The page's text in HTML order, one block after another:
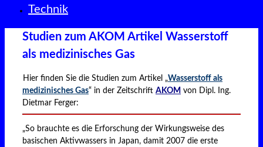
Technik
Studien zum AKOM Artikel Wasserstoff
als medizinisches Gas
Hier finden Sie die Studien zum Artikel „Wasserstoff als
medizinisches Gas“ in der Zeitschrift AKOM von Dipl. Ing.
Dietmar Ferger:
„So brauchte es die Erforschung der Wirkungsweise des
basischen Aktivwassers in Japan, damit 2007 die erste